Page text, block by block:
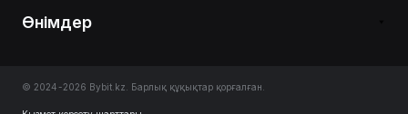
Өнімдер
© 2024-2026 Bybit.kz. Барлық құқықтар қорғалған.